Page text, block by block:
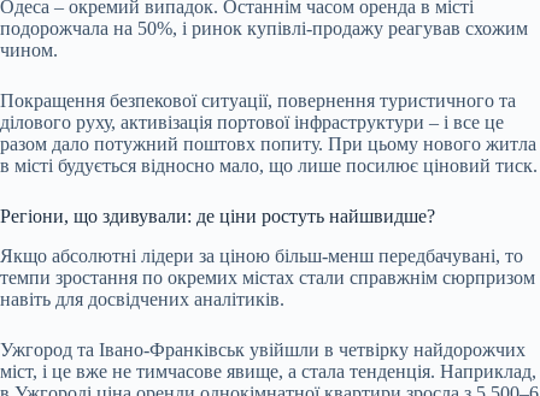
Одеса – окремий випадок. Останнім часом оренда в місті
подорожчала на 50%, і ринок купівлі-продажу реагував схожим
чином.
Покращення безпекової ситуації, повернення туристичного та
ділового руху, активізація портової інфраструктури – і все це
разом дало потужний поштовх попиту. При цьому нового житла
в місті будується відносно мало, що лише посилює ціновий тиск.
Регіони, що здивували: де ціни ростуть найшвидше?
Якщо абсолютні лідери за ціною більш-менш передбачувані, то
темпи зростання по окремих містах стали справжнім сюрпризом
навіть для досвідчених аналітиків.
Ужгород та Івано-Франківськ увійшли в четвірку найдорожчих
міст, і це вже не тимчасове явище, а стала тенденція. Наприклад,